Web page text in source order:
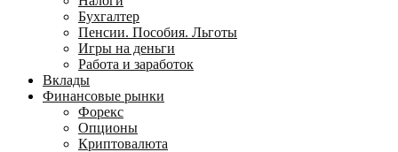
Бухгалтер
Пенсии. Пособия. Льготы
Игры на деньги
Работа и заработок
Вклады
Финансовые рынки
Форекс
Опционы
Криптовалюта